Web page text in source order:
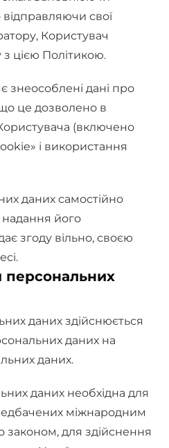
відправляючи свої
Користувач
цією Політикою.
знеособлені дані про
це дозволено в
(включено
і використання
даних самостійно
його
згоду вільно, своєю
персональних
даних здійснюється
даних на
даних.
даних необхідна для
міжнародним
законом, для здійснення